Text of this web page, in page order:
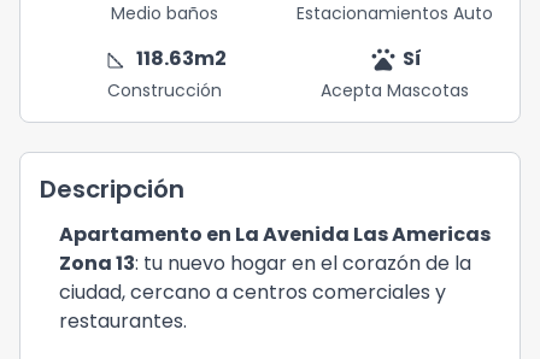
Medio baños Estacionamientos Auto
square_foot 118.63m2
Construcción
pets Sí
Acepta Mascotas
Descripción
Apartamento en La Avenida Las Americas
Zona 13: tu nuevo hogar en el corazón de la
ciudad, cercano a centros comerciales y
restaurantes.